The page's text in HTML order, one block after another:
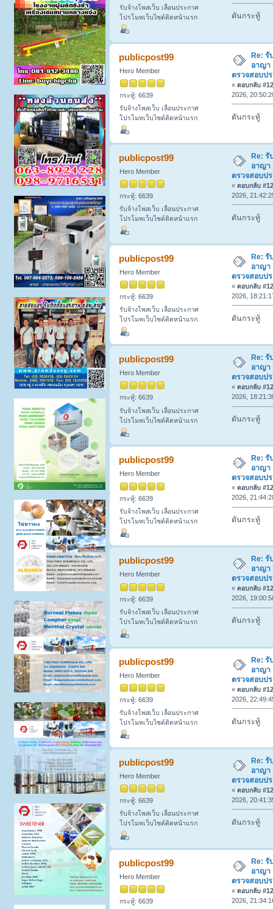
รับจ้างโพสเว็บ เลื่อนประกาศ
โปรโมทเว็บไซต์ติดหน้าแรก
ดันกระทู้
publicpost99
Hero Member
กระทู้: 6639
รับจ้างโพสเว็บ เลื่อนประกาศ
โปรโมทเว็บไซต์ติดหน้าแรก
Re: รั
อาญา
ตรวจสอบป
« ตอบกลับ
2026,
ดันกระทู้
publicpost99
Hero Member
กระทู้: 6639
รับจ้างโพสเว็บ เลื่อนประกาศ
โปรโมทเว็บไซต์ติดหน้าแรก
Re: รั
อาญา
ตรวจสอบป
« ตอบกลับ
2026,
ดันกระทู้
publicpost99
Hero Member
กระทู้: 6639
รับจ้างโพสเว็บ เลื่อนประกาศ
โปรโมทเว็บไซต์ติดหน้าแรก
Re: รั
อาญา
ตรวจสอบป
« ตอบกลับ
2026,
ดันกระทู้
publicpost99
Hero Member
กระทู้: 6639
รับจ้างโพสเว็บ เลื่อนประกาศ
โปรโมทเว็บไซต์ติดหน้าแรก
Re: รั
อาญา
ตรวจสอบป
« ตอบกลับ
2026,
ดันกระทู้
publicpost99
Hero Member
กระทู้: 6639
รับจ้างโพสเว็บ เลื่อนประกาศ
โปรโมทเว็บไซต์ติดหน้าแรก
Re: รั
อาญา
ตรวจสอบป
« ตอบกลับ
2026,
ดันกระทู้
publicpost99
Hero Member
กระทู้: 6639
รับจ้างโพสเว็บ เลื่อนประกาศ
โปรโมทเว็บไซต์ติดหน้าแรก
Re: รั
อาญา
ตรวจสอบป
« ตอบกลับ
2026,
ดันกระทู้
publicpost99
Hero Member
กระทู้: 6639
รับจ้างโพสเว็บ เลื่อนประกาศ
โปรโมทเว็บไซต์ติดหน้าแรก
Re: รั
อาญา
ตรวจสอบป
« ตอบกลับ
2026,
ดันกระทู้
publicpost99
Hero Member
กระทู้: 6639
รับจ้างโพสเว็บ เลื่อนประกาศ
โปรโมทเว็บไซต์ติดหน้าแรก
Re: รั
อาญา
ตรวจสอบป
« ตอบกลับ
2026,
ดันกระทู้
publicpost99
Hero Member
กระทู้: 6639
Re: รั
อาญา
ตรวจสอบป
« ตอบกลับ
2026,